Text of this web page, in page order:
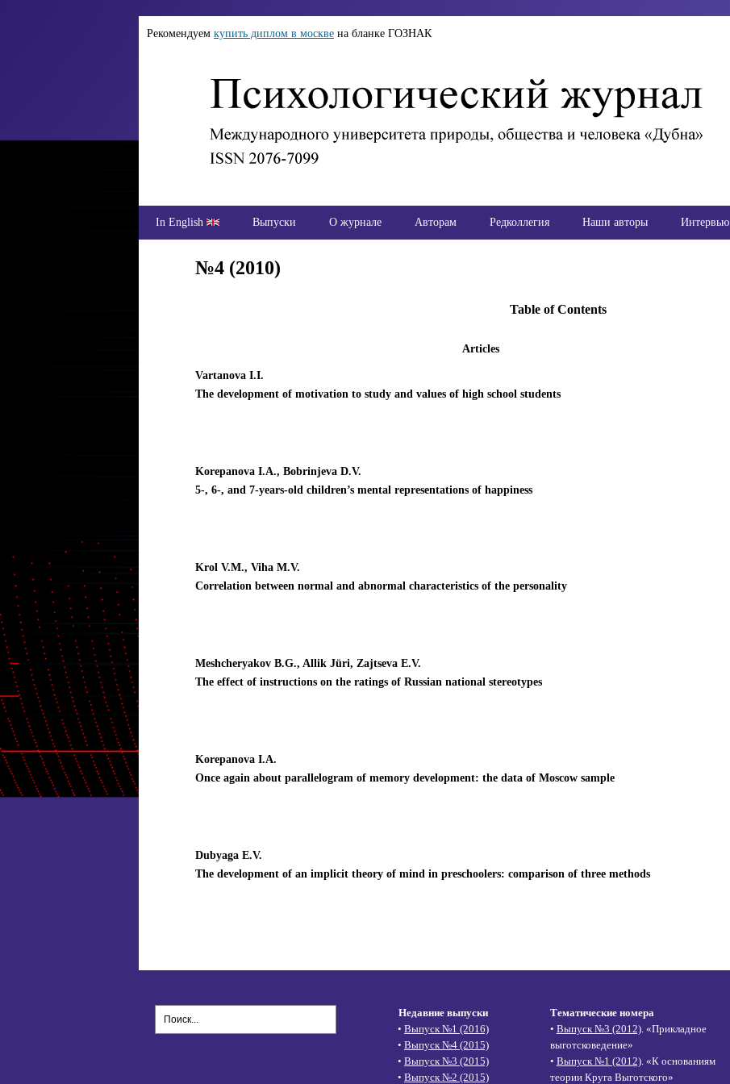
Рекомендуем купить диплом в москве на бланке ГОЗНАК
In English Выпуски О журнале Авторам Редколлегия Наши авторы Интервью
№4 (2010)
Table of Contents
Articles
Vartanova I.I.
The development of motivation to study and values of high school students
Korepanova I.A., Bobrinjeva D.V.
5-, 6-, and 7-years-old children’s mental representations of happiness
Krol V.M., Viha M.V.
Correlation between normal and abnormal characteristics of the personality
Meshcheryakov B.G., Allik Jüri, Zajtseva E.V.
The effect of instructions on the ratings of Russian national stereotypes
Korepanova I.A.
Once again about parallelogram of memory development: the data of Moscow sample
Dubyaga E.V.
The development of an implicit theory of mind in preschoolers: comparison of three methods
Недавние выпуски
•Выпуск №1 (2016)
•Выпуск №4 (2015)
•Выпуск №3 (2015)
•Выпуск №2 (2015)
Тематические номера
• Выпуск №3 (2012). «Прикладное
выготсковедение»
• Выпуск №1 (2012). «К основаниям
теории Круга Выготского»